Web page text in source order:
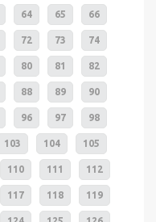
64 65 66
72 73 74
80 81 82
88 89 90
96 97 98
103 104 105
110 111 112
117 118 119